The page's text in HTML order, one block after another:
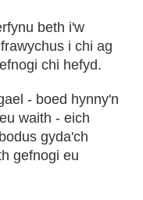
beth i'w
i chi ag
chi hefyd.
- boed hynny'n
waith - eich
gyda'ch
gefnogi eu